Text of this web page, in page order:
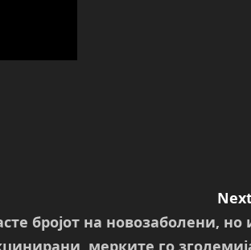
бројот на новозаболени, но
мерките го